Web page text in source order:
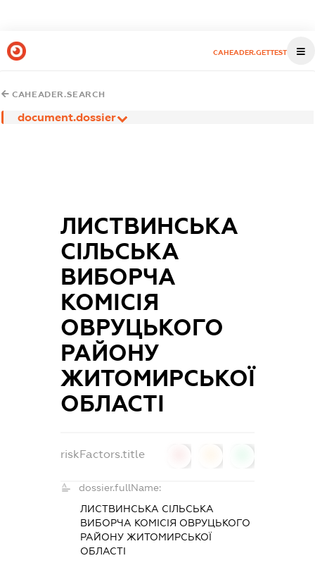
CAHEADER.GETTEST
CAHEADER.SEARCH
document.dossier
ЛИСТВИНСЬКА
СІЛЬСЬКА
ВИБОРЧА
КОМІСІЯ
ОВРУЦЬКОГО
РАЙОНУ
ЖИТОМИРСЬКОЇ
ОБЛАСТІ
riskFactors.title
dossier.fullName:
ЛИСТВИНСЬКА СІЛЬСЬКА
ВИБОРЧА КОМІСІЯ ОВРУЦЬКОГО
РАЙОНУ ЖИТОМИРСЬКОЇ
ОБЛАСТІ